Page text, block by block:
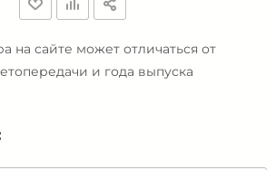
на сайте может отличаться от
и года выпуска